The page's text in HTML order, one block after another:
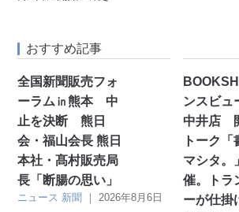
おすすめ記事
全国新聞販売フォ
ーラム㏌熊本 中
止を決断 熊日
会・福山会長 熊日
本社・髙村販売局
長「断腸の思い」
ニュース 新聞 ｜2026年8月6日
ンスビュ
中井店
トーク「
マシタ。
催。トラ
ーが仕掛